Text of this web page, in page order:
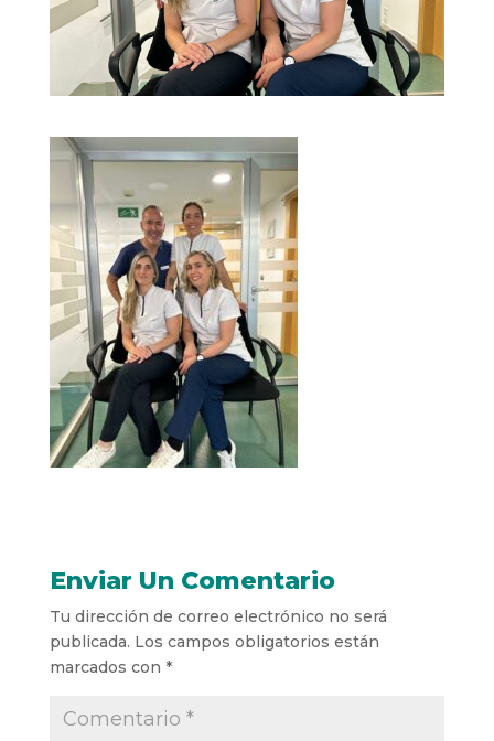
Enviar Un Comentario
Tu dirección de correo electrónico no será
publicada. Los campos obligatorios están
marcados con *